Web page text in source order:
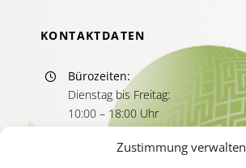
Zustimmung verwalten
KONTAKTDATEN
Bürozeiten:
Dienstag bis Freitag:
10:00 – 18:00 Uhr
Sprechzeiten: